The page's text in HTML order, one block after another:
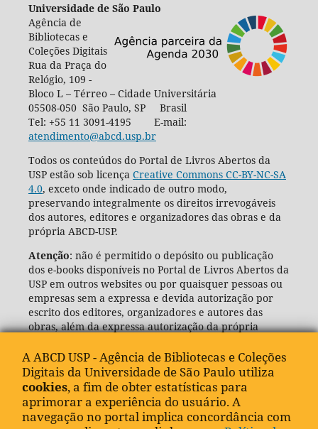
Universidade de São Paulo
Agência de
Bibliotecas e
Coleções Digitais
Rua da Praça do
Relógio, 109 -
Bloco L – Térreo – Cidade Universitária
05508-050 São Paulo, SP Brasil
Tel: +55 11 3091-4195 E-mail:
atendimento@abcd.usp.br
Todos os conteúdos do Portal de Livros Abertos da
USP estão sob licença Creative Commons CC-BY-NC-SA
4.0, exceto onde indicado de outro modo,
preservando integralmente os direitos irrevogáveis
dos autores, editores e organizadores das obras e da
própria ABCD-USP.
Atenção: não é permitido o depósito ou publicação
dos e-books disponíveis no Portal de Livros Abertos da
USP em outros websites ou por quaisquer pessoas ou
empresas sem a expressa e devida autorização por
escrito dos editores, organizadores e autores das
obras, além da expressa autorização da própria
(ABCD-USP).
A ABCD USP - Agência de Bibliotecas e Coleções
Digitais da Universidade de São Paulo utiliza
cookies, a fim de obter estatísticas para
aprimorar a experiência do usuário. A
navegação no portal implica concordância com